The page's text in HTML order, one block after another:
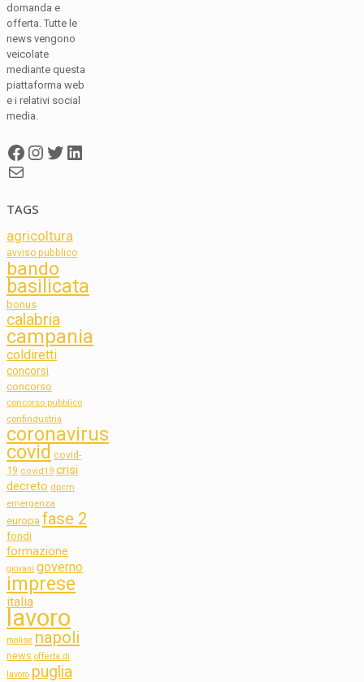
domanda e
offerta. Tutte le
news vengono
veicolate
mediante questa
piattaforma web
e i relativi social
media.
Facebook
Instagram
Twitter
LinkedIn
Mail
TAGS
agricoltura
avviso pubblico
bando
basilicata
bonus
calabria
campania
coldiretti
concorsi
concorso
concorso pubblico
confindustria
coronavirus
covid covid-
19 covid19 crisi
decreto dpcm
emergenza
europa fase 2
fondi
formazione
giovani governo
imprese
italia
lavoro
molise napoli
news offerta di
lavoro puglia